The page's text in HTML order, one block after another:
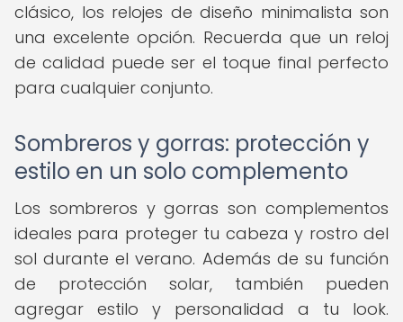
clásico, los relojes de diseño minimalista son
una excelente opción. Recuerda que un reloj
de calidad puede ser el toque final perfecto
para cualquier conjunto.
Sombreros y gorras: protección y
estilo en un solo complemento
Los sombreros y gorras son complementos
ideales para proteger tu cabeza y rostro del
sol durante el verano. Además de su función
de protección solar, también pueden
agregar estilo y personalidad a tu look.